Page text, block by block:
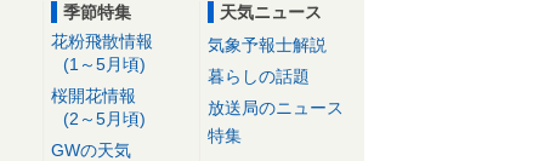
季節特集
花粉飛散情報
(1～5月頃)
桜開花情報
(2～5月頃)
GWの天気
天気ニュース
気象予報士解説
暮らしの話題
放送局のニュース
特集